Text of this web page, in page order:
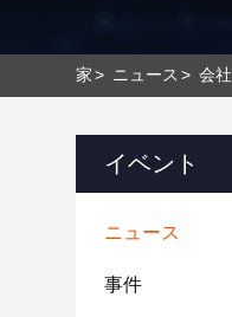
家> ニュース > 会
イベント
ニュース
事件